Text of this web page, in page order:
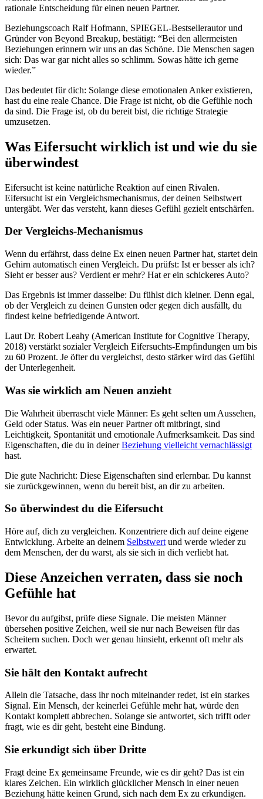
rationale Entscheidung für einen neuen Partner.
Beziehungscoach Ralf Hofmann, SPIEGEL-Bestsellerautor und
Gründer von Beyond Breakup, bestätigt: “Bei den allermeisten
Beziehungen erinnern wir uns an das Schöne. Die Menschen sagen
sich: Das war gar nicht alles so schlimm. Sowas hätte ich gerne
wieder.”
Das bedeutet für dich: Solange diese emotionalen Anker existieren,
hast du eine reale Chance. Die Frage ist nicht, ob die Gefühle noch
da sind. Die Frage ist, ob du bereit bist, die richtige Strategie
umzusetzen.
Was Eifersucht wirklich ist und wie du sie
überwindest
Eifersucht ist keine natürliche Reaktion auf einen Rivalen.
Eifersucht ist ein Vergleichsmechanismus, der deinen Selbstwert
untergäbt. Wer das versteht, kann dieses Gefühl gezielt entschärfen.
Der Vergleichs-Mechanismus
Wenn du erfährst, dass deine Ex einen neuen Partner hat, startet dein
Gehirn automatisch einen Vergleich. Du prüfst: Ist er besser als ich?
Sieht er besser aus? Verdient er mehr? Hat er ein schickeres Auto?
Das Ergebnis ist immer dasselbe: Du fühlst dich kleiner. Denn egal,
ob der Vergleich zu deinen Gunsten oder gegen dich ausfällt, du
findest keine befriedigende Antwort.
Laut Dr. Robert Leahy (American Institute for Cognitive Therapy,
2018) verstärkt sozialer Vergleich Eifersuchts-Empfindungen um bis
zu 60 Prozent. Je öfter du vergleichst, desto stärker wird das Gefühl
der Unterlegenheit.
Was sie wirklich am Neuen anzieht
Die Wahrheit überrascht viele Männer: Es geht selten um Aussehen,
Geld oder Status. Was ein neuer Partner oft mitbringt, sind
Leichtigkeit, Spontanität und emotionale Aufmerksamkeit. Das sind
Eigenschaften, die du in deinerBeziehung vielleicht vernachlässigt
hast.
Die gute Nachricht: Diese Eigenschaften sind erlernbar. Du kannst
sie zurückgewinnen, wenn du bereit bist, an dir zu arbeiten.
So überwindest du die Eifersucht
Höre auf, dich zu vergleichen. Konzentriere dich auf deine eigene
Entwicklung. Arbeite an deinem Selbstwert und werde wieder zu
dem Menschen, der du warst, als sie sich in dich verliebt hat.
Diese Anzeichen verraten, dass sie noch
Gefühle hat
Bevor du aufgibst, prüfe diese Signale. Die meisten Männer
übersehen positive Zeichen, weil sie nur nach Beweisen für das
Scheitern suchen. Doch wer genau hinsieht, erkennt oft mehr als
erwartet.
Sie hält den Kontakt aufrecht
Allein die Tatsache, dass ihr noch miteinander redet, ist ein starkes
Signal. Ein Mensch, der keinerlei Gefühle mehr hat, würde den
Kontakt komplett abbrechen. Solange sie antwortet, sich trifft oder
fragt, wie es dir geht, besteht eine Bindung.
Sie erkundigt sich über Dritte
Fragt deine Ex gemeinsame Freunde, wie es dir geht? Das ist ein
klares Zeichen. Ein wirklich glücklicher Mensch in einer neuen
Beziehung hätte keinen Grund, sich nach dem Ex zu erkundigen.